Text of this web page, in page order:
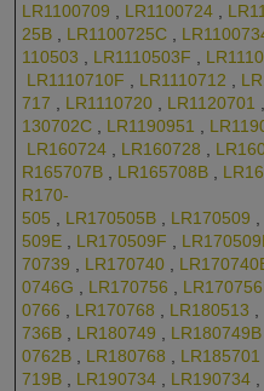
LR1100709 , LR1100724 ,
25B , LR1100725C ,
110503 , LR1110503F ,
LR1110710F , LR1110712 ,
717 , LR1110720 , LR1120701 ,
130702C , LR1190951 ,
LR160724 , LR160728 ,
R165707B , LR165708B ,
R170-
505 , LR170505B , LR170509 ,
509E , LR170509F ,
70739 , LR170740 ,
0746G , LR170756 ,
0766 , LR170768 , LR180513 ,
736B , LR180749 , LR180749B
0762B , LR180768 , LR185701
719B , LR190734 , LR190734 ,